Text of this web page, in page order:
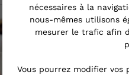
nécessaires à la
nous-mêmes utilisons
mesurer le trafic afin
Vous pourrez modifier